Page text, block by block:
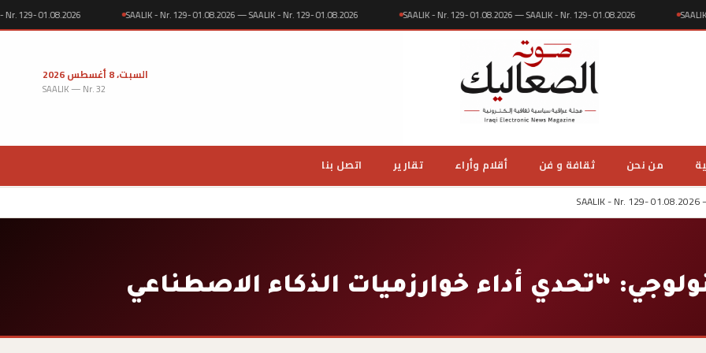
- Nr. 129- 01.08.2026 SAALIK - Nr. 129- 01.08.2026 — SAALIK - Nr. 129- 01.08.2026 SAALIK - Nr. 129- 01.08.2026 — SAALIK - Nr. 129- 01.08.2026
السبت، 8 أغسطس 2026
SAALIK — Nr. 32
من نحن ثقافة و فن أقلام وأراء تقارير اتصل بنا
SAALIK - Nr. 129-
“تحدي أداء خوارزميات الذكاء الاصطناعي